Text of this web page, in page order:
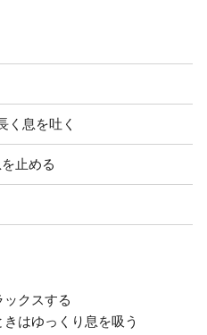
く息を吐く
止める
ックスする
はゆっくり息を吸う